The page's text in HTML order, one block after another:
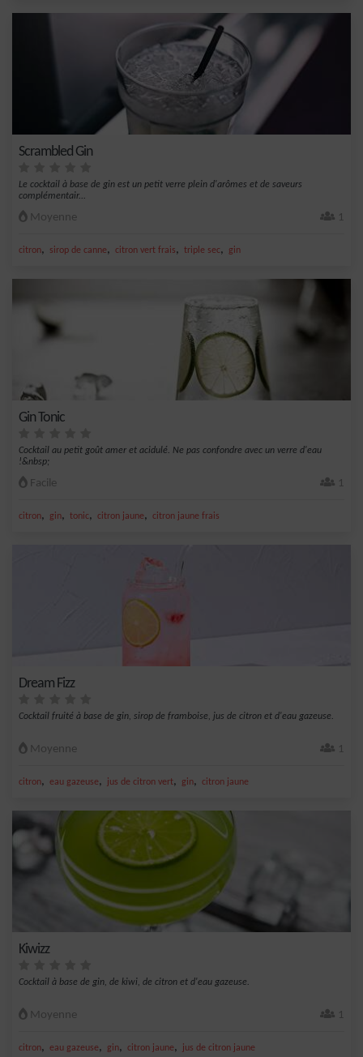
Scrambled Gin
Le cocktail à base de gin est un petit verre plein d'arômes et de saveurs
complémentair...
Moyenne 1
citron, sirop de canne, citron vert frais, triple sec, gin
Gin Tonic
Cocktail au petit goût amer et acidulé. Ne pas confondre avec un verre d'eau
!&nbsp;
Facile 1
citron, gin, tonic, citron jaune, citron jaune frais
Dream Fizz
Cocktail fruité à base de gin, sirop de framboise, jus de citron et d'eau gazeuse.
Moyenne 1
citron, eau gazeuse, jus de citron vert, gin, citron jaune
Kiwizz
Cocktail à base de gin, de kiwi, de citron et d'eau gazeuse.
Moyenne 1
citron, eau gazeuse, gin, citron jaune, jus de citron jaune